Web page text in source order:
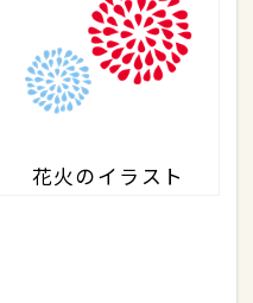
花火のイラスト